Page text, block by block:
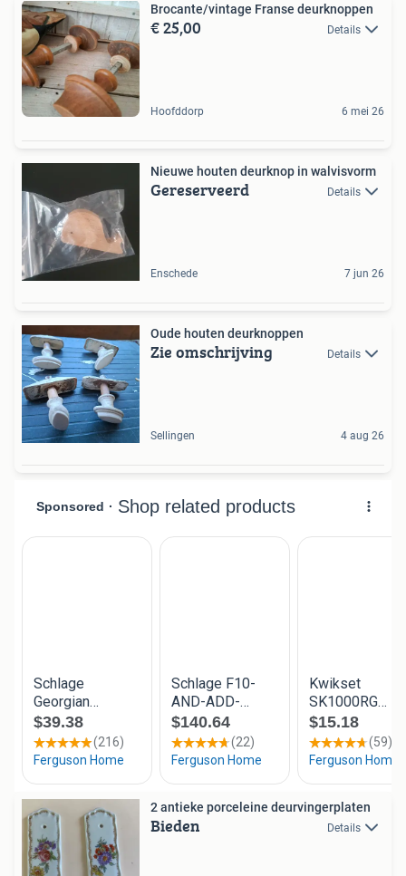
Brocante/vintage Franse deurknoppen
€ 25,00 Details
Hoofddorp 6 mei 26
Nieuwe houten deurknop in walvisvorm
Gereserveerd Details
Enschede 7 jun 26
Oude houten deurknoppen
Zie omschrijving Details
Sellingen 4 aug 26
2 antieke porceleine deurvingerplaten
Bieden Details